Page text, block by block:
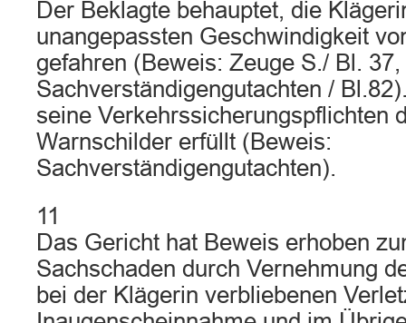
Der Beklagte behauptet, die
unangepassten Geschwindigkeit
gefahren (Beweis: Zeuge S./ Bl. 37,
Sachverständigengutachten /
seine Verkehrssicherungspflichten
Warnschilder erfüllt (Beweis:
Sachverständigengutachten).
11
Das Gericht hat Beweis erhoben
Sachschaden durch Vernehmung
bei der Klägerin verbliebenen